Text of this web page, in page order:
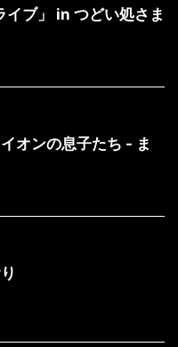
イブ」 in つどい処さま
イオンの息子たち - ま